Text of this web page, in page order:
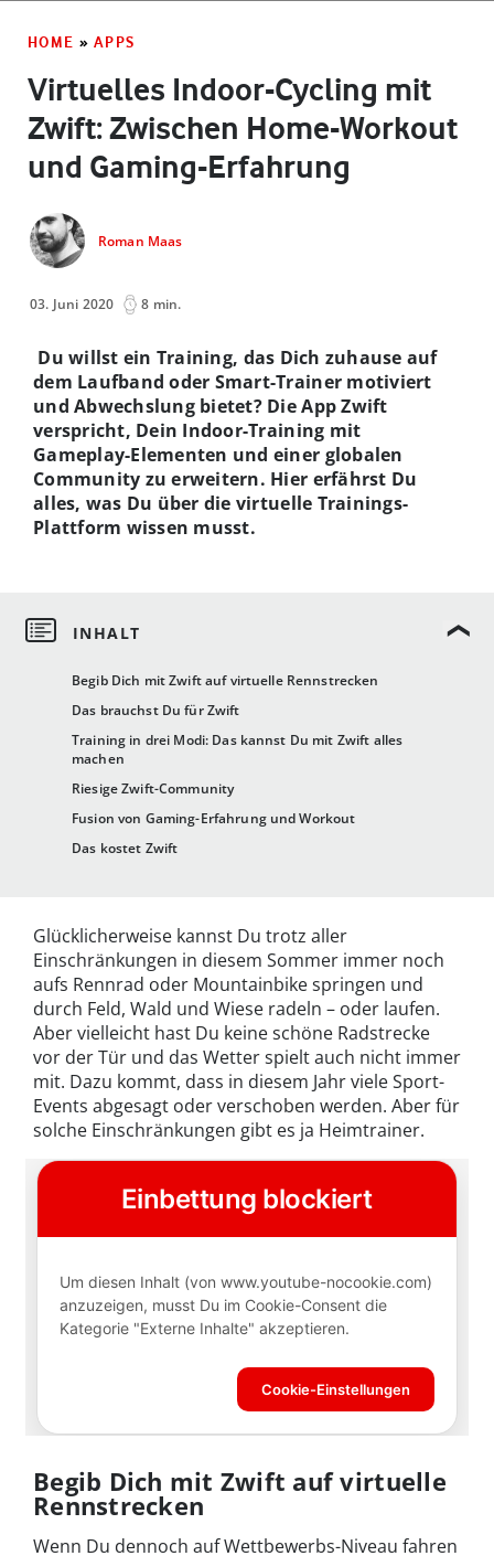
HOME » APPS
Virtuelles Indoor-Cycling mit
Zwift: Zwischen Home-Workout
und Gaming-Erfahrung
Roman Maas
03. Juni 2020 8 min.
Begib Dich mit Zwift auf virtuelle Rennstrecken
Das brauchst Du für Zwift
Training in drei Modi: Das kannst Du mit Zwift alles
machen
Riesige Zwift-Community
Fusion von Gaming-Erfahrung und Workout
Das kostet Zwift
Du willst ein Training, das Dich zuhause auf
dem Laufband oder Smart-Trainer motiviert
und Abwechslung bietet? Die App Zwift
verspricht, Dein Indoor-Training mit
Gameplay-Elementen und einer globalen
Community zu erweitern. Hier erfährst Du
alles, was Du über die virtuelle Trainings-
Plattform wissen musst.
Glücklicherweise kannst Du trotz aller
Einschränkungen in diesem Sommer immer noch
aufs Rennrad oder Mountainbike springen und
durch Feld, Wald und Wiese radeln – oder laufen.
Aber vielleicht hast Du keine schöne Radstrecke
vor der Tür und das Wetter spielt auch nicht immer
mit. Dazu kommt, dass in diesem Jahr viele Sport-
Events abgesagt oder verschoben werden. Aber für
solche Einschränkungen gibt es ja Heimtrainer.
Begib Dich mit Zwift auf virtuelle
Rennstrecken
Wenn Du dennoch auf Wettbewerbs-Niveau fahren